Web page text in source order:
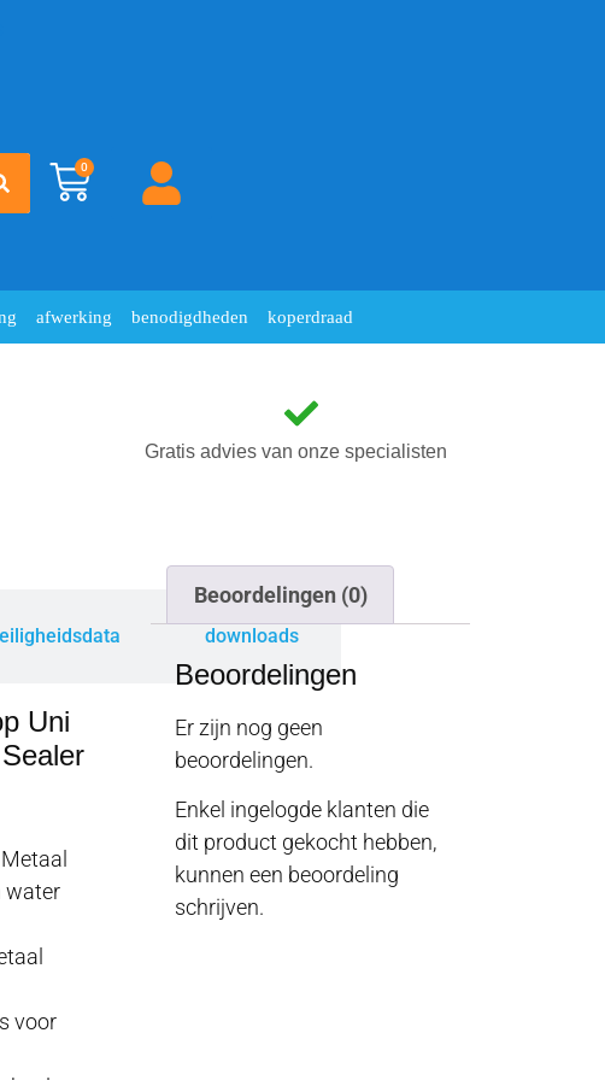
0
afwerking benodigdheden koperdraad
Gratis advies van onze specialisten
downloads
Uni
water
voor
Beoordelingen (0)
Beoordelingen
Er zijn nog geen
beoordelingen.
Enkel ingelogde klanten die
dit product gekocht hebben,
kunnen een beoordeling
schrijven.